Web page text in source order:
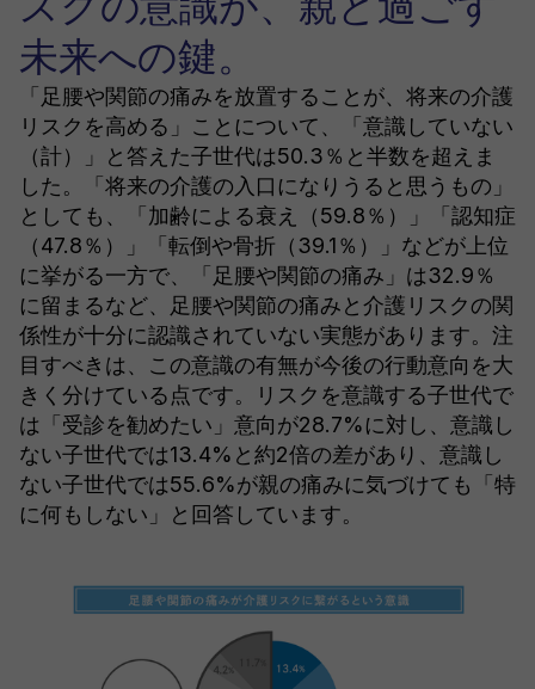
未来への鍵。
「足腰や関節の痛みを放置することが、将来の介護
リスクを高める」ことについて、「意識していない
（計）」と答えた子世代は50.3％と半数を超えま
した。「将来の介護の入口になりうると思うもの」
としても、「加齢による衰え（59.8％）」「認知症
（47.8％）」「転倒や骨折（39.1％）」などが上位
に挙がる一方で、「足腰や関節の痛み」は32.9％
に留まるなど、足腰や関節の痛みと介護リスクの関
係性が十分に認識されていない実態があります。注
目すべきは、この意識の有無が今後の行動意向を大
きく分けている点です。リスクを意識する子世代で
は「受診を勧めたい」意向が28.7%に対し、意識し
ない子世代では13.4%と約2倍の差があり、意識し
ない子世代では55.6%が親の痛みに気づけても「特
に何もしない」と回答しています。